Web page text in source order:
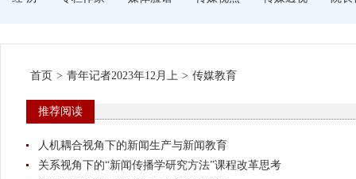
首页 > 青年记者2023年12月上 > 传媒教育
推荐阅读
人机耦合视角下的新闻生产与新闻教育
关系视角下的“新闻传播学研究方法”课程改革思考